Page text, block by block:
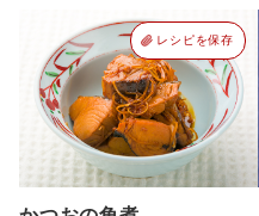
レシピを保存